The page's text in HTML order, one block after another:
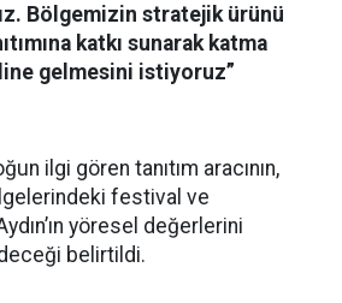
Bölgemizin stratejik ürünü
katkı sunarak katma
gelmesini istiyoruz”
ilgi gören tanıtım aracının,
festival ve
yöresel değerlerini
belirtildi.